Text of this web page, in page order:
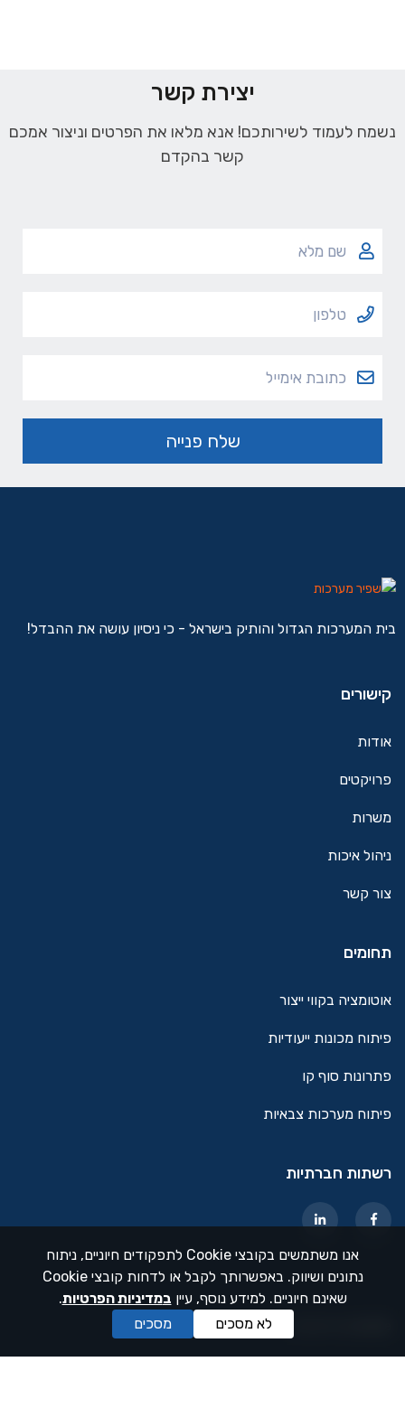
יצירת קשר
נשמח לעמוד לשירותכם! אנא מלאו את הפרטים וניצור אמכם
קשר בהקדם
בית המערכות הגדול והותיק בישראל - כי ניסיון עושה את ההבדל!
קישורים
אודות
פרויקטים
משרות
ניהול איכות
צור קשר
תחומים
אוטומציה בקווי ייצור
פיתוח מכונות ייעודיות
פתרונות סוף קו
פיתוח מערכות צבאיות
רשתות חברתיות
אנו משתמשים בקובצי Cookie לתפקודים חיוניים, ניתוח
נתונים ושיווק. באפשרותך לקבל או לדחות קובצי Cookie
שאינם חיוניים. למידע נוסף, עיין במדיניות הפרטיות.
לא מסכים
מסכים